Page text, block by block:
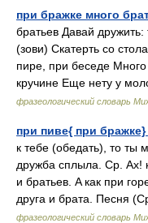
при бражке много
братьев Давай
(зови) Скатерть со
пире, при беседе Много
кручине Еще нету у
фразеологический словарь
при пиве{ при
к тебе (обедать), то ты
дружба сплыла. Ср. Ах!
и братьев. A как при
друга и брата. Песня
фразеологический словарь